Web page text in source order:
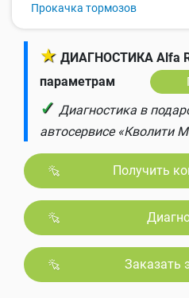
Прокачка тормозов
★ ДИАГНОСТИКА Alfa
параметрам
✓ Диагностика в
автосервисе «Кволити
Получить
Заказать